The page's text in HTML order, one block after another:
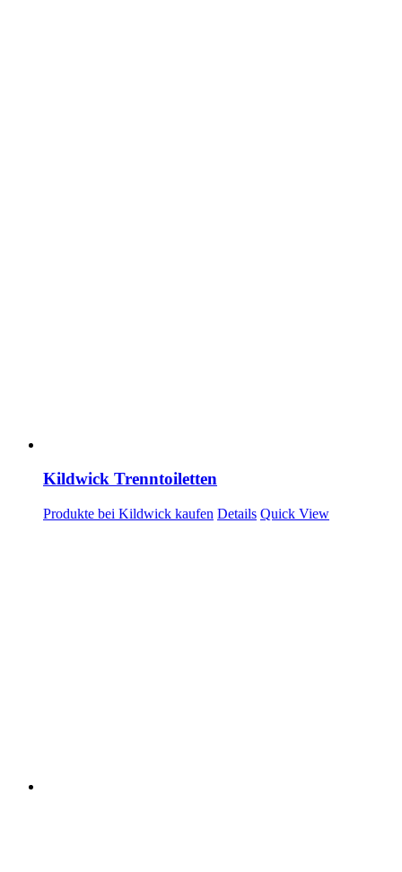
Kildwick Trenntoiletten
Produkte bei Kildwick kaufen Details Quick View